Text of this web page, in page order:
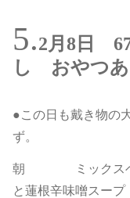
2月8日
し おやつあ
●この日も戴き物の
ず。
朝 ミックスベリ
と蓮根辛味噌スー